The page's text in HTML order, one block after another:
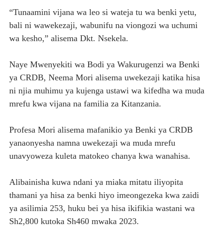
“Tunaamini vijana wa leo si wateja tu wa benki yetu,
bali ni wawekezaji, wabunifu na viongozi wa uchumi
wa kesho,” alisema Dkt. Nsekela.
Naye Mwenyekiti wa Bodi ya Wakurugenzi wa Benki
ya CRDB, Neema Mori alisema uwekezaji katika hisa
ni njia muhimu ya kujenga ustawi wa kifedha wa muda
mrefu kwa vijana na familia za Kitanzania.
Profesa Mori alisema mafanikio ya Benki ya CRDB
yanaonyesha namna uwekezaji wa muda mrefu
unavyoweza kuleta matokeo chanya kwa wanahisa.
Alibainisha kuwa ndani ya miaka mitatu iliyopita
thamani ya hisa za benki hiyo imeongezeka kwa zaidi
ya asilimia 253, huku bei ya hisa ikifikia wastani wa
Sh2,800 kutoka Sh460 mwaka 2023.